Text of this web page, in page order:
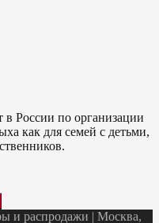
России по организации
как для семей с детьми,
и распродажи | Москва,